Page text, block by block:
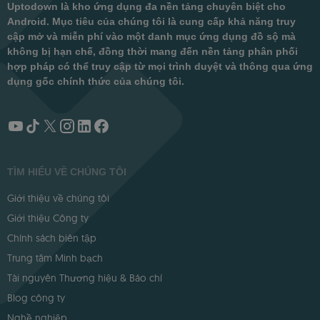
Uptodown là kho ứng dụng đa nền tảng chuyên biệt cho
Android. Mục tiêu của chúng tôi là cung cấp khả năng truy
cập mở và miễn phí vào một danh mục ứng dụng đồ sộ mà
không bị hạn chế, đồng thời mang đến nền tảng phân phối
hợp pháp có thể truy cập từ mọi trình duyệt và thông qua ứng
dụng gốc chính thức của chúng tôi.
TÌM HIỂU VỀ CHÚNG TÔI
Giới thiệu về chúng tôi
Giới thiệu Công ty
Chính sách biên tập
Trung tâm Minh bạch
Tài nguyên Thương hiệu & Báo chí
Blog công ty